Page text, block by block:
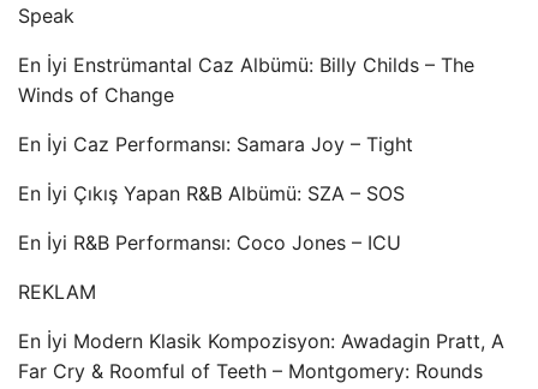
Speak
En İyi Enstrümantal Caz Albümü: Billy Childs – The
Winds of Change
En İyi Caz ​​Performansı: Samara Joy – Tight
En İyi Çıkış Yapan R&B Albümü: SZA – SOS
En İyi R&B Performansı: Coco Jones – ICU
REKLAM
En İyi Modern Klasik Kompozisyon: Awadagin Pratt, A
Far Cry & Roomful of Teeth – Montgomery: Rounds